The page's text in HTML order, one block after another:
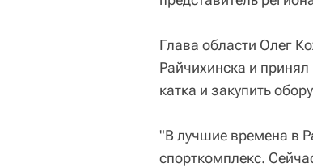
Глава области Олег
Райчихинска и
катка и закупить
"В лучшие времена в
спорткомплекс.